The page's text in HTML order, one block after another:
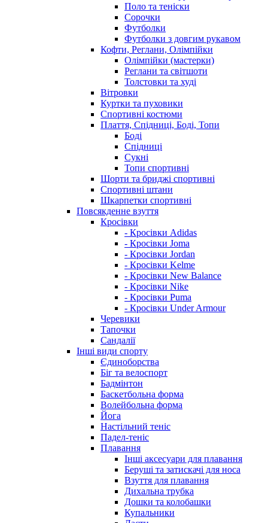
Поло та теніски
Сорочки
Футболки
Футболки з довгим рукавом
Кофти, Реглани, Олімпійки
Олімпійки (мастерки)
Реглани та світшоти
Толстовки та худі
Вітровки
Куртки та пуховики
Спортивні костюми
Плаття, Спідниці, Боді, Топи
Боді
Спідниці
Сукні
Топи спортивні
Шорти та бриджі спортивні
Спортивні штани
Шкарпетки спортивні
Повсякденне взуття
Кросівки
- Кросівки Adidas
- Кросівки Joma
- Кросівки Jordan
- Кросівки Kelme
- Кросівки New Balance
- Кросівки Nike
- Кросівки Puma
- Кросівки Under Armour
Черевики
Тапочки
Сандалії
Інші види спорту
Єдиноборства
Біг та велоспорт
Бадмінтон
Баскетбольна форма
Волейбольна форма
Йога
Настільний теніс
Падел-теніс
Плавання
Інші аксесуари для плавання
Беруші та затискачі для носа
Взуття для плавання
Дихальна трубка
Дошки та колобашки
Купальники